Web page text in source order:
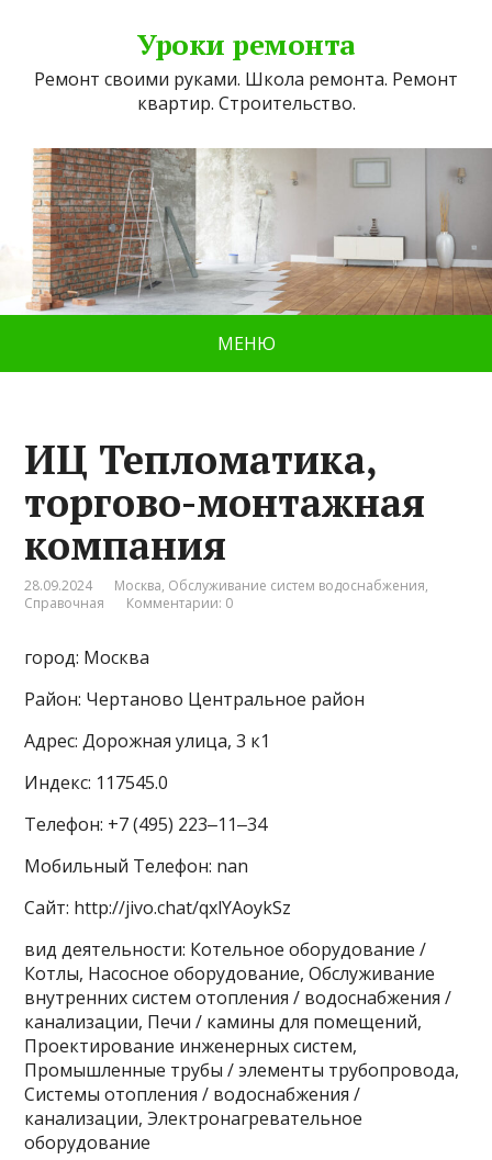
Уроки ремонта
Ремонт своими руками. Школа ремонта. Ремонт
квартир. Строительство.
МЕНЮ
ИЦ Тепломатика,
торгово-монтажная
компания
28.09.2024 Москва, Обслуживание систем водоснабжения,
Справочная
Комментарии: 0
город: Москва
Район: Чертаново Центральное район
Адрес: Дорожная улица, 3 к1
Индекс: 117545.0
Телефон: +7 (495) 223‒11‒34
Мобильный Телефон: nan
Сайт: http://jivo.chat/qxlYAoykSz
вид деятельности: Котельное оборудование /
Котлы, Насосное оборудование, Обслуживание
внутренних систем отопления / водоснабжения /
канализации, Печи / камины для помещений,
Проектирование инженерных систем,
Промышленные трубы / элементы трубопровода,
Системы отопления / водоснабжения /
канализации, Электронагревательное
оборудование